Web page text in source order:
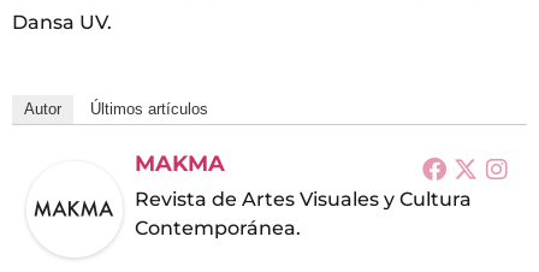
Dansa UV.
Autor Últimos artículos
MAKMA
Revista de Artes Visuales y Cultura
Contemporánea.